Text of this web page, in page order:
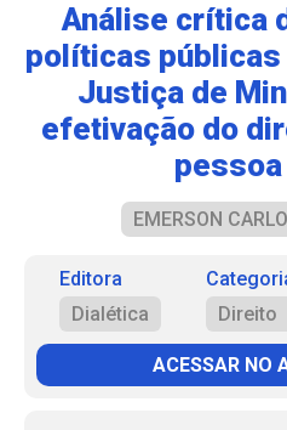
Análise crítica
políticas públicas
Justiça de
efetivação do
EMERSON
Editora
Dialética
Direito
ACESSAR NO